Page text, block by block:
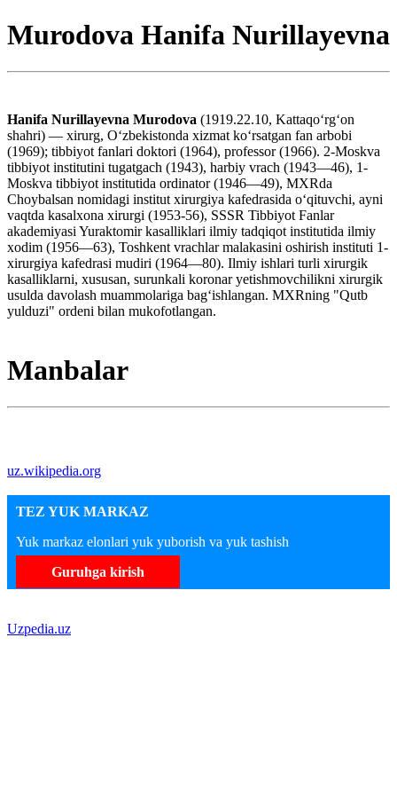
Murodova Hanifa Nurillayevna
Hanifa Nurillayevna Murodova (1919.22.10, Kattaqoʻrgʻon
shahri) — xirurg, Oʻzbekistonda xizmat koʻrsatgan fan arbobi
(1969); tibbiyot fanlari doktori (1964), professor (1966). 2-Moskva
tibbiyot institutini tugatgach (1943), harbiy vrach (1943—46), 1-
Moskva tibbiyot institutida ordinator (1946—49), MXRda
Choybalsan nomidagi institut xirurgiya kafedrasida oʻqituvchi, ayni
vaqtda kasalxona xirurgi (1953-56), SSSR Tibbiyot Fanlar
akademiyasi Yuraktomir kasalliklari ilmiy tadqiqot institutida ilmiy
xodim (1956—63), Toshkent vrachlar malakasini oshirish instituti 1-
xirurgiya kafedrasi mudiri (1964—80). Ilmiy ishlari turli xirurgik
kasalliklarni, xususan, surunkali koronar yetishmovchilikni xirurgik
usulda davolash muammolariga bagʻishlangan. MXRning "Qutb
yulduzi" ordeni bilan mukofotlangan.
Manbalar
uz.wikipedia.org
TEZ YUK MARKAZ
Yuk markaz elonlari yuk yuborish va yuk tashish
Guruhga kirish
Uzpedia.uz